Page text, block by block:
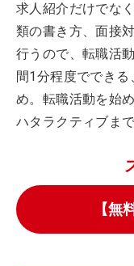
求人紹介だけでな
類の書き方、面接
行うので、転職活
間1分程度ででき
め。転職活動を始
ハタラクティブま
【無